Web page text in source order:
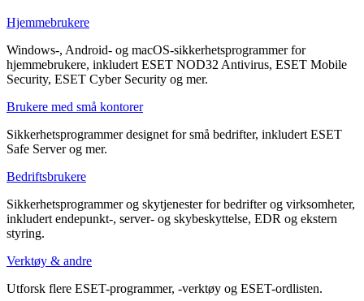
Hjemmebrukere
Windows-, Android- og macOS-sikkerhetsprogrammer for
hjemmebrukere, inkludert ESET NOD32 Antivirus, ESET Mobile
Security, ESET Cyber Security og mer.
Brukere med små kontorer
Sikkerhetsprogrammer designet for små bedrifter, inkludert ESET
Safe Server og mer.
Bedriftsbrukere
Sikkerhetsprogrammer og skytjenester for bedrifter og virksomheter,
inkludert endepunkt-, server- og skybeskyttelse, EDR og ekstern
styring.
Verktøy & andre
Utforsk flere ESET-programmer, -verktøy og ESET-ordlisten.